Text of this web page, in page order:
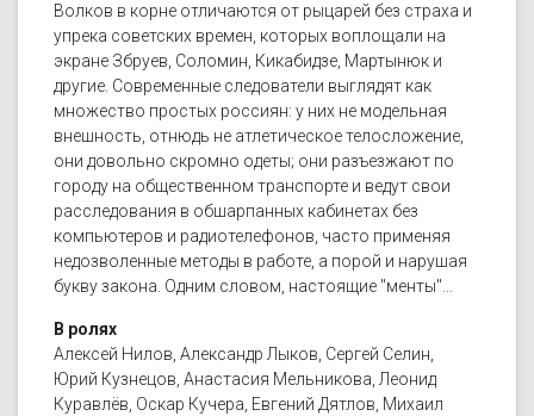
Волков в корне отличаются от рыцарей без страха и
упрека советских времен, которых воплощали на
экране Збруев, Соломин, Кикабидзе, Мартынюк и
другие. Современные следователи выглядят как
множество простых россиян: у них не модельная
внешность, отнюдь не атлетическое телосложение,
они довольно скромно одеты; они разъезжают по
городу на общественном транспорте и ведут свои
расследования в обшарпанных кабинетах без
компьютеров и радиотелефонов, часто применяя
недозволенные методы в работе, а порой и нарушая
букву закона. Одним словом, настоящие "менты"...
В ролях
Алексей Нилов, Александр Лыков, Сергей Селин,
Юрий Кузнецов, Анастасия Мельникова, Леонид
Куравлёв, Оскар Кучера, Евгений Дятлов, Михаил